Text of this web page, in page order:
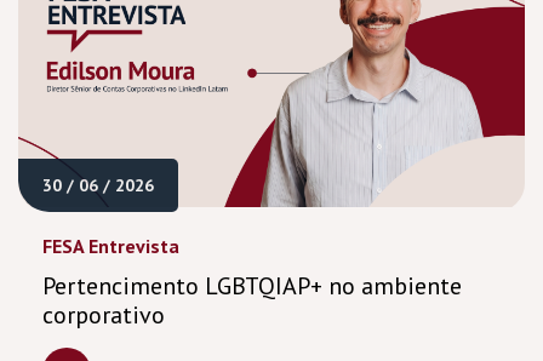
30 / 06 / 2026
FESA Entrevista
Pertencimento LGBTQIAP+ no ambiente
corporativo